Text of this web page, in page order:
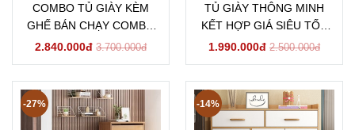
COMBO TỦ GIÀY KÈM
GHẾ BÁN CHẠY COMBO
02
2.840.000đ 3.700.000đ
TỦ GIÀY THÔNG MINH
KẾT HỢP GIÁ SIÊU TỐT
TG15
1.990.000đ 2.500.000đ
-27% -14%